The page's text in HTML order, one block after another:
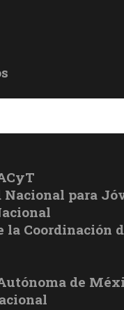
para
la
de